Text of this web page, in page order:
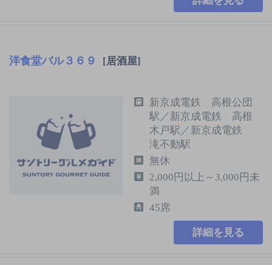
洋食堂バル３６９ [居酒屋]
新京成電鉄 高根公団
駅／新京成電鉄 高根
木戸駅／新京成電鉄
滝不動駅
無休
2,000円以上～3,000円未
満
45席
詳細を見る